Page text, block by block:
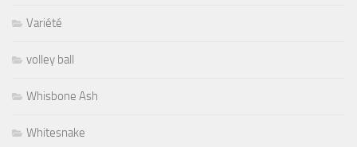
Variété
volley ball
Whisbone Ash
Whitesnake